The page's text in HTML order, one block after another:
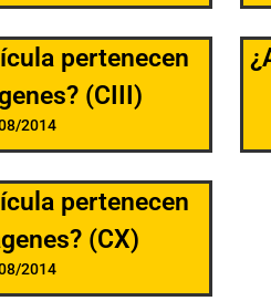
pertenecen
(CIII)
2014
pertenecen
(CX)
2014